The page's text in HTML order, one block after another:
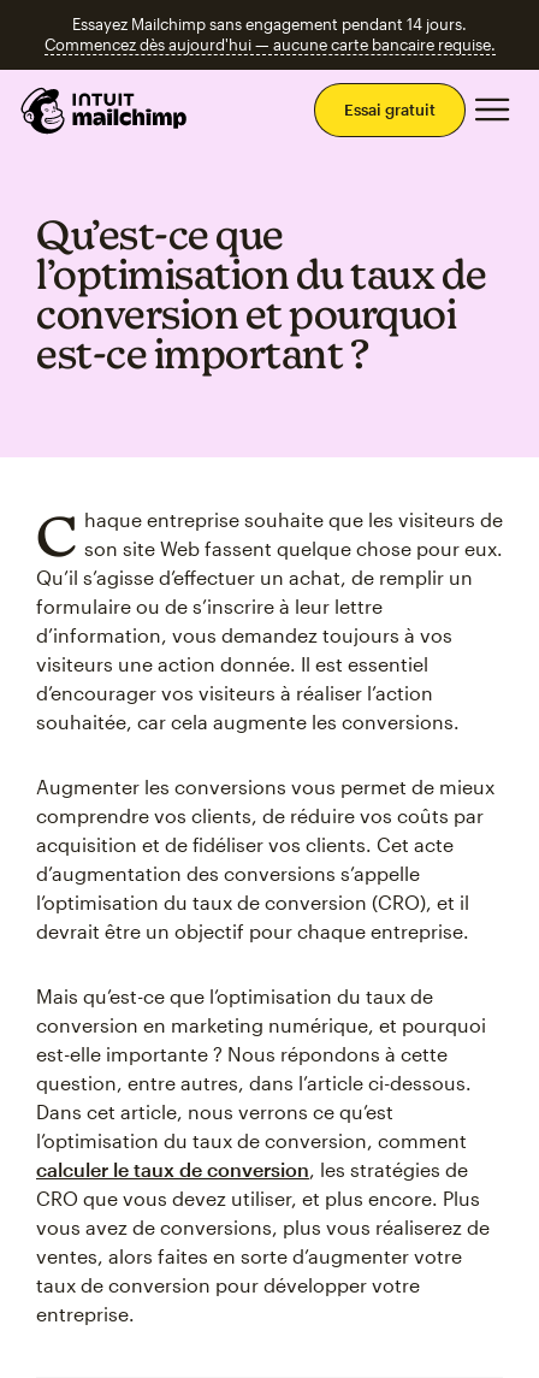
Essayez Mailchimp sans engagement pendant 14 jours.
Commencez dès aujourd'hui — aucune carte bancaire requise.
Essai gratuit
Qu’est‑ce que
l’optimisation du taux de
conversion et pourquoi
est‑ce important ?
C haque entreprise souhaite que les visiteurs de
son site Web fassent quelque chose pour eux.
Qu’il s’agisse d’effectuer un achat, de remplir un
formulaire ou de s’inscrire à leur lettre
d’information, vous demandez toujours à vos
visiteurs une action donnée. Il est essentiel
d’encourager vos visiteurs à réaliser l’action
souhaitée, car cela augmente les conversions.
Augmenter les conversions vous permet de mieux
comprendre vos clients, de réduire vos coûts par
acquisition et de fidéliser vos clients. Cet acte
d’augmentation des conversions s’appelle
l’optimisation du taux de conversion (CRO), et il
devrait être un objectif pour chaque entreprise.
Mais qu’est-ce que l’optimisation du taux de
conversion en marketing numérique, et pourquoi
est-elle importante ? Nous répondons à cette
question, entre autres, dans l’article ci-dessous.
Dans cet article, nous verrons ce qu’est
l’optimisation du taux de conversion, comment
calculer le taux de conversion, les stratégies de
CRO que vous devez utiliser, et plus encore. Plus
vous avez de conversions, plus vous réaliserez de
ventes, alors faites en sorte d’augmenter votre
taux de conversion pour développer votre
entreprise.